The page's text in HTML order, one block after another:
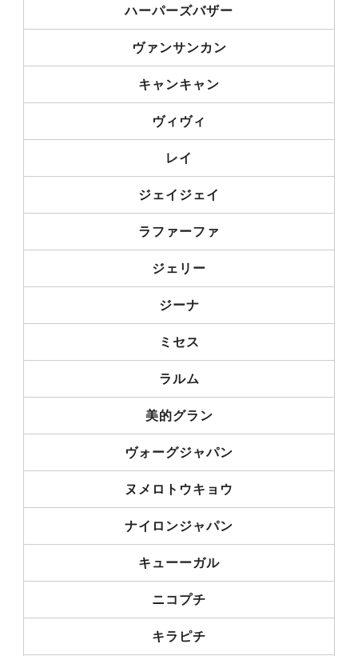
ハーパーズバザー
ヴァンサンカン
キャンキャン
ヴィヴィ
レイ
ジェイジェイ
ラファーファ
ジェリー
ジーナ
ミセス
ラルム
美的グラン
ヴォーグジャパン
ヌメロトウキョウ
ナイロンジャパン
キューーガル
ニコプチ
キラピチ